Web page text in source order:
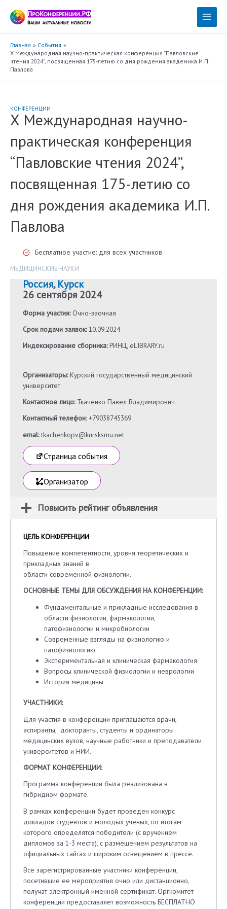
содержимому
Main
Главная
События
X Международная научно-практическая конференция “Павловские
чтения 2024”, посвященная 175-летию со дня рождения академика И.П.
Павлова
КОНФЕРЕНЦИИ
X Международная научно-
практическая конференция
“Павловские чтения 2024”,
посвященная 175-летию со
дня рождения академика И.П.
Павлова
Бесплатное участие: для всех участников
МЕДИЦИНСКИЕ НАУКИ
Россия,Курск
26 сентября 2024
Форма участия:Очно-заочная
Срок подачи заявок:10.09.2024
Индексирование сборника:РИНЦ, eLIBRARY.ru
Организаторы:Курский государственный медицинский
университет
Контактное лицо:Ткаченко Павел Владимирович
Контактный телефон: +79038745369
emal:tkachenkopv@kursksmu.net
Страница события
Организатор
Повысить рейтинг объявления
ЦЕЛЬ КОНФЕРЕНЦИИ:
Повышение компетентности, уровня теоретических и
прикладных знаний в
области современной физиологии.
ОСНОВНЫЕ ТЕМЫ ДЛЯ ОБСУЖДЕНИЯ НА КОНФЕРЕНЦИИ:
Фундаментальные и прикладные исследования в
области физиологии, фармакологии,
патофизиологии и микробиологии
Современные взгляды на физиологию и
патофизиологию
Экспериментальная и клиническая фармакология
Вопросы клинической физиологии и неврологии
История медицины
УЧАСТНИКИ:
Для участия в конференции приглашаются врачи,
аспиранты, докторанты, студенты и ординаторы
медицинских вузов, научные работники и преподаватели
университетов и НИИ.
ФОРМАТ КОНФЕРЕНЦИИ:
Программа конференции была реализована в
гибридном формате.
В рамках конференции будет проведен конкурс
докладов студентов и молодых ученых, по итогам
которого определятся победители (с вручением
дипломов за 1-3 места), с размещением результатов на
официальных сайтах и широким освещением в прессе.
Все зарегистрированные участники конференции,
посетившие ее мероприятия очно или дистанционно,
получат электронный именной сертификат. Оргкомитет
конференции предоставляет возможность БЕСПЛАТНО